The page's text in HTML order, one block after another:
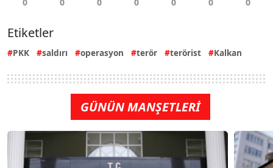
Etiketler
PKK saldırı operasyon terör terörist Kalkan
GÜNÜN MANŞETLERİ